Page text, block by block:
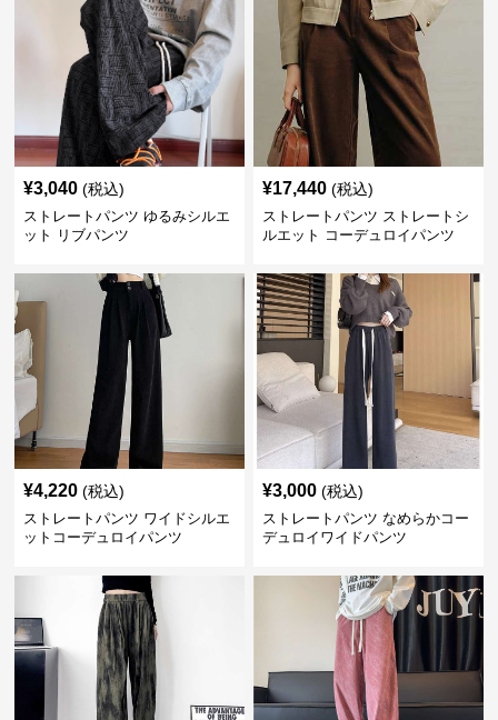
¥3,040 (税込)
ストレートパンツ ゆるみシルエ
ット リブパンツ
¥17,440 (税込)
ストレートパンツ ストレートシ
ルエット コーデュロイパンツ
¥4,220 (税込)
ストレートパンツ ワイドシルエ
ットコーデュロイパンツ
¥3,000 (税込)
ストレートパンツ なめらかコー
デュロイワイドパンツ